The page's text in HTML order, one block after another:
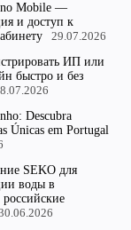
Mobile —
и доступ к
29.07.2026
ИП или
быстро и без
Descubra
Únicas em Portugal
SEKO для
воды в
российские